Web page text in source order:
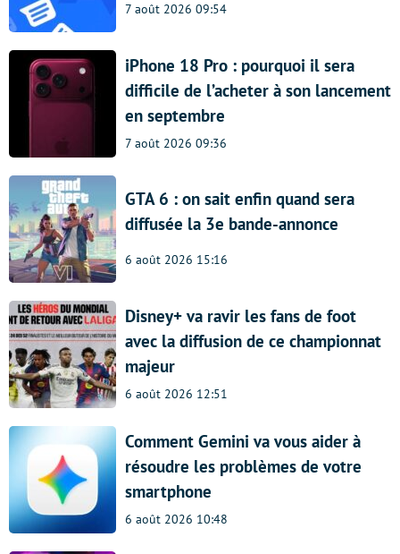
7 août 2026 09:54
iPhone 18 Pro : pourquoi il sera
difficile de l’acheter à son lancement
en septembre
7 août 2026 09:36
GTA 6 : on sait enfin quand sera
diffusée la 3e bande-annonce
6 août 2026 15:16
Disney+ va ravir les fans de foot
avec la diffusion de ce championnat
majeur
6 août 2026 12:51
Comment Gemini va vous aider à
résoudre les problèmes de votre
smartphone
6 août 2026 10:48